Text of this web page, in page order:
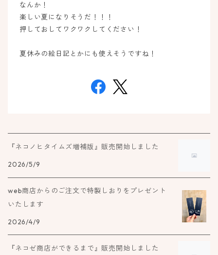
なんか！
楽しい夏になりそうだ！！！
押しておしてワクワクしてください！
夏休みの絵日記とかにも使えそうですね！
『ネコノヒタイムズ増補版』販売開始しました
2026/5/9
web商店からのご注文で特製しおりをプレゼント
いたします
2026/4/9
『ネコゼ商店ができるまで』販売開始しました